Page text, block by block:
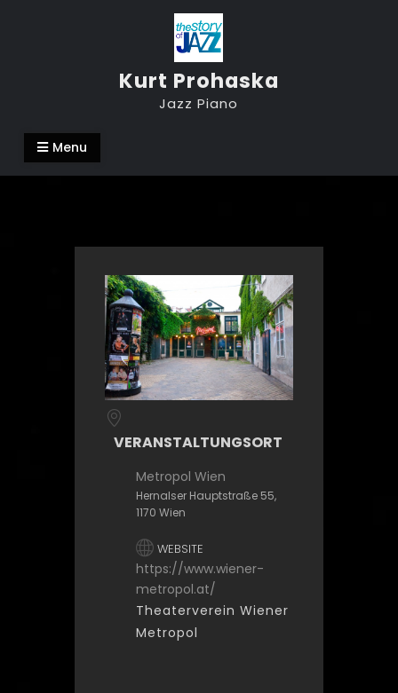
Kurt Prohaska
Jazz Piano
Menu
VERANSTALTUNGSORT
Metropol Wien
Hernalser Hauptstraße 55,
1170 Wien
WEBSITE
https://www.wiener-
metropol.at/
Theaterverein Wiener
Metropol